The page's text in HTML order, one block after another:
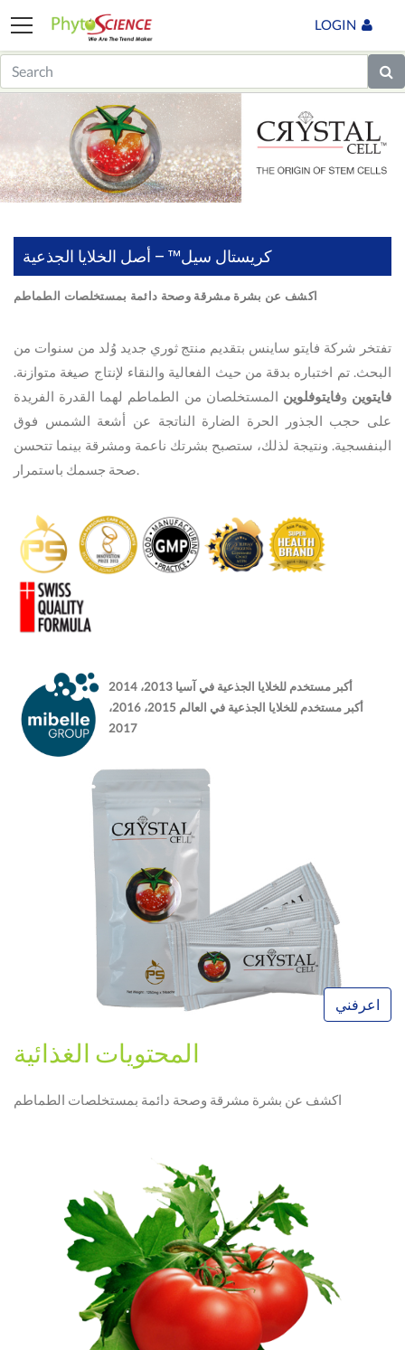
LOGIN
كريستال سيل™ – أصل الخلايا الجذعية
اكشف عن بشرة مشرقة وصحة دائمة بمستخلصات الطماطم
تفتخر شركة فايتو ساينس بتقديم منتج ثوري جديد وُلد من سنوات من
البحث. تم اختباره بدقة من حيث الفعالية والنقاء لإنتاج صيغة متوازنة.
فايتوين وفايتوفلوين المستخلصان من الطماطم لهما القدرة الفريدة
على حجب الجذور الحرة الضارة الناتجة عن أشعة الشمس فوق
البنفسجية. ونتيجة لذلك، ستصبح بشرتك ناعمة ومشرقة بينما تتحسن
أكبر مستخدم للخلايا الجذعية في آسيا 2013، 2014
أكبر مستخدم للخلايا الجذعية في العالم 2015، 2016،
2017
اعرفني
المحتويات الغذائية
اكشف عن بشرة مشرقة وصحة دائمة بمستخلصات الطماطم